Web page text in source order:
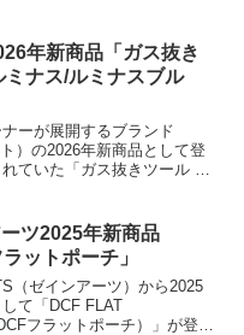
プを引掛けるのにちょうど
設計されています。詳細を
ます。
年新商品「ガス抜き
ミナス/ルミナスブル
ーが展開するブランド
）の2026年新商品として登
ていた「ガス抜きツール ル
要なガス抜きツールが、ル
）シリーズとして登場で
レビューします。
ツ2025年新商品
ラットポーチ」
（ゼインアーツ）から2025
て「DCF FLAT
フラットポーチ）」が登場